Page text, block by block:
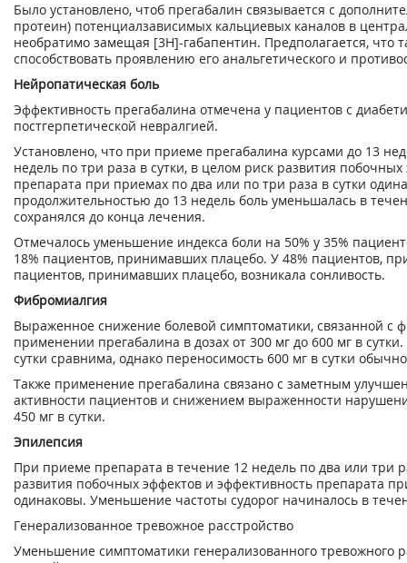
Было установлено, чтоб прегабалин связывается с
протеин) потенциалзависимых кальциевых каналов в
необратимо замещая [3Н]-габапентин. Предполагается, что
способствовать проявлению его анальгетического и
Нейропатическая боль
Эффективность прегабалина отмечена у пациентов с
постгерпетической невралгией.
Установлено, что при приеме прегабалина курсами до 13
недель по три раза в сутки, в целом риск развития
препарата при приемах по два или по три раза в сутки
продолжительностью до 13 недель боль уменьшалась в
сохранялся до конца лечения.
Отмечалось уменьшение индекса боли на 50% у 35%
18% пациентов, принимавших плацебо. У 48% пациентов,
пациентов, принимавших плацебо, возникала сонливость.
Фибромиалгия
Выраженное снижение болевой симптоматики, связанной с
применении прегабалина в дозах от 300 мг до 600 мг в
сутки сравнима, однако переносимость 600 мг в сутки
Также применение прегабалина связано с заметным
активности пациентов и снижением выраженности
450 мг в сутки.
Эпилепсия
При приеме препарата в течение 12 недель по два или три
развития побочных эффектов и эффективность препарата
одинаковы. Уменьшение частоты судорог начиналось в
Генерализованное тревожное расстройство
Уменьшение симптоматики генерализованного тревожного